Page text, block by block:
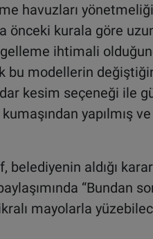
havuzları
önceki kurala göre
ihtimali
bu modellerin
kesim seçeneği ile
yapılmış
belediyenin aldığı
“Bundan
mayolarla